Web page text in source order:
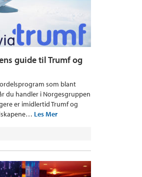
guide til Trumf og
som blant
du handler i Norgesgruppen
er imidlertid Trumf og
Les Mer